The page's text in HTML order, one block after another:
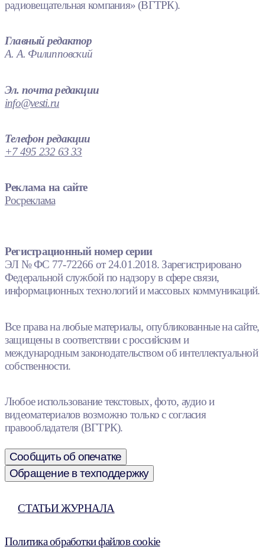
радиовещательная компания» (ВГТРК).
Главный редактор
А. А. Филипповский
Эл. почта редакции
info@vesti.ru
Телефон редакции
+7 495 232 63 33
Реклама на сайте
Росреклама
Регистрационный номер серии
ЭЛ № ФС 77-72266 от 24.01.2018. Зарегистрировано
Федеральной службой по надзору в сфере связи,
информационных технологий и массовых коммуникаций.
Все права на любые материалы, опубликованные на сайте,
защищены в соответствии с российским и
международным законодательством об интеллектуальной
собственности.
Любое использование текстовых, фото, аудио и
видеоматериалов возможно только с согласия
правообладателя (ВГТРК).
Сообщить об опечатке
Обращение в техподдержку
СТАТЬИ ЖУРНАЛА
Политика обработки файлов cookie